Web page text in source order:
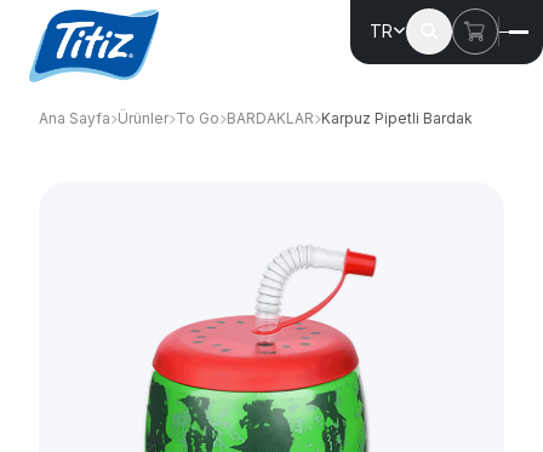
TR
Ana Sayfa Ürünler To Go BARDAKLAR Karpuz Pipetli Bardak